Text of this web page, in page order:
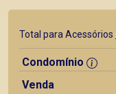
Total para Acessórios
Condomínio
Venda